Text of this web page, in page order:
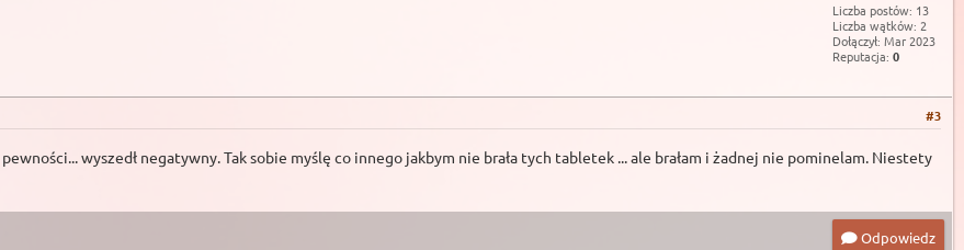
Liczba postów: 13
Liczba wątków: 2
Dołączył: Mar 2023
Reputacja: 0
#3
wyszedł negatywny. Tak sobie myślę co innego jakbym nie brała tych tabletek ... ale brałam i żadnej nie pominelam. Niestety
Odpowiedz